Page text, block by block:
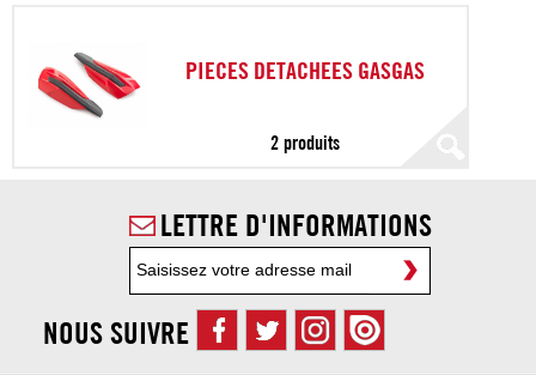
PIECES DETACHEES GASGAS
2 produits
LETTRE D'INFORMATIONS
NOUS SUIVRE